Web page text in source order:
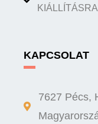
KIÁLLÍTÁSRA
KAPCSOLAT
7627 Pécs,